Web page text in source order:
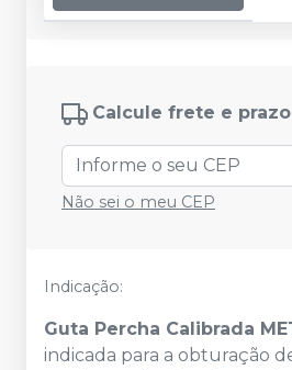
Calcule frete e prazo
Não sei o meu CEP
Indicação:
Guta Percha Calibrada
indicada para a obturação